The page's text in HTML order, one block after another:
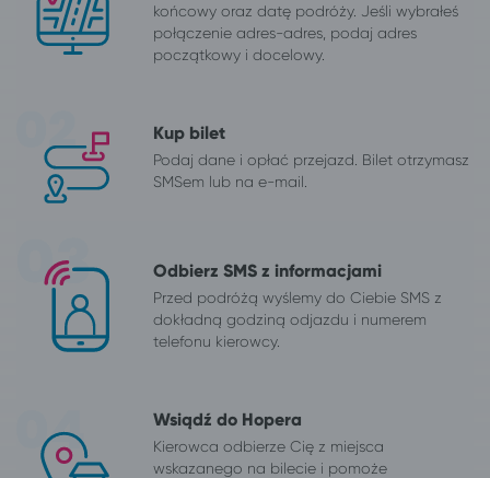
końcowy oraz datę podróży. Jeśli wybrałeś
połączenie adres-adres, podaj adres
początkowy i docelowy.
Kup bilet
Podaj dane i opłać przejazd. Bilet otrzymasz
SMSem lub na e-mail.
Odbierz SMS z informacjami
Przed podróżą wyślemy do Ciebie SMS z
dokładną godziną odjazdu i numerem
telefonu kierowcy.
Wsiądź do Hopera
Kierowca odbierze Cię z miejsca
wskazanego na bilecie i pomoże